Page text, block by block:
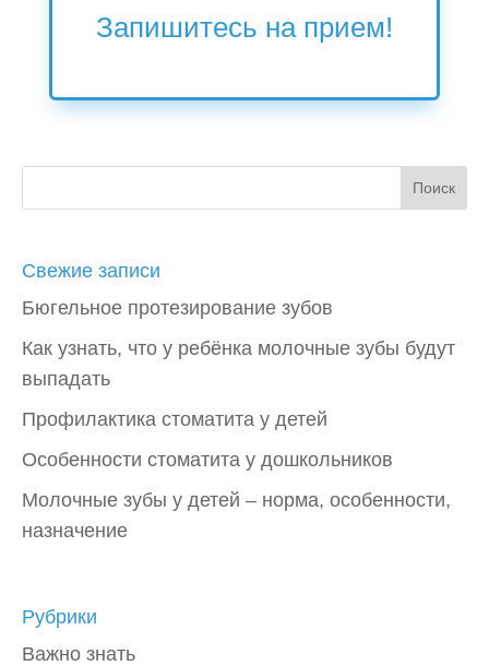
Запишитесь на прием!
Свежие записи
Бюгельное протезирование зубов
Как узнать, что у ребёнка молочные зубы будут
выпадать
Профилактика стоматита у детей
Особенности стоматита у дошкольников
Молочные зубы у детей – норма, особенности,
назначение
Рубрики
Важно знать